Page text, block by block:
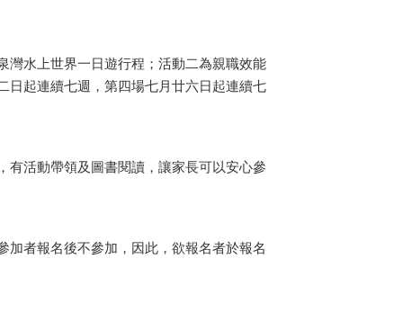
水上世界一日遊行程；活動二為親職效能
日起連續七週，第四場七月廿六日起連續七
活動帶領及圖書閱讀，讓家長可以安心參
者報名後不參加，因此，欲報名者於報名